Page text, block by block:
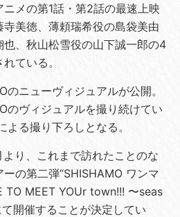
メの第1話・第2話の最速上映
美徳、薄頼瑞希役の島袋美由
、秋山松雪役の山下誠一郎の4
ている。
ニューヴィジュアルが公開。
のヴィジュアルを撮り続けてい
る撮り下ろしとなる。
り、これまで訪れたことのな
の第二弾“SHISHAMO ワンマ
TO MEET YOUr town!!! 〜seas
開催することが決定してい